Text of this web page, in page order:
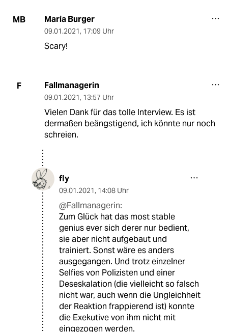
MB Maria Burger
09.01.2021, 17:09 Uhr
Scary!
F Fallmanagerin
09.01.2021, 13:57 Uhr
Vielen Dank für das tolle Interview. Es ist
dermaßen beängstigend, ich könnte nur noch
schreien.
fly
09.01.2021, 14:08 Uhr
@Fallmanagerin:
Zum Glück hat das most stable
genius ever sich derer nur bedient,
sie aber nicht aufgebaut und
trainiert. Sonst wäre es anders
ausgegangen. Und trotz einzelner
Selfies von Polizisten und einer
Deseskalation (die vielleicht so falsch
nicht war, auch wenn die Ungleichheit
der Reaktion frappierend ist) konnte
die Exekutive von ihm nicht mit
eingezogen werden.